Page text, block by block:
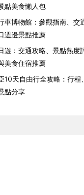
點美食懶人包
車博物館：參觀指南、交
週邊景點推薦
遊：交通攻略、景點熱度
美食住宿推薦
10天自由行全攻略：行程
點分享